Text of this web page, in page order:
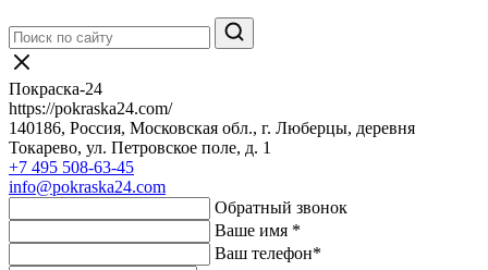
Покраска-24
https://pokraska24.com/
140186, Россия, Московская обл., г. Люберцы, деревня
Токарево, ул. Петровское поле, д. 1
+7 495 508-63-45
info@pokraska24.com
Обратный звонок
Ваше имя *
Ваш телефон*